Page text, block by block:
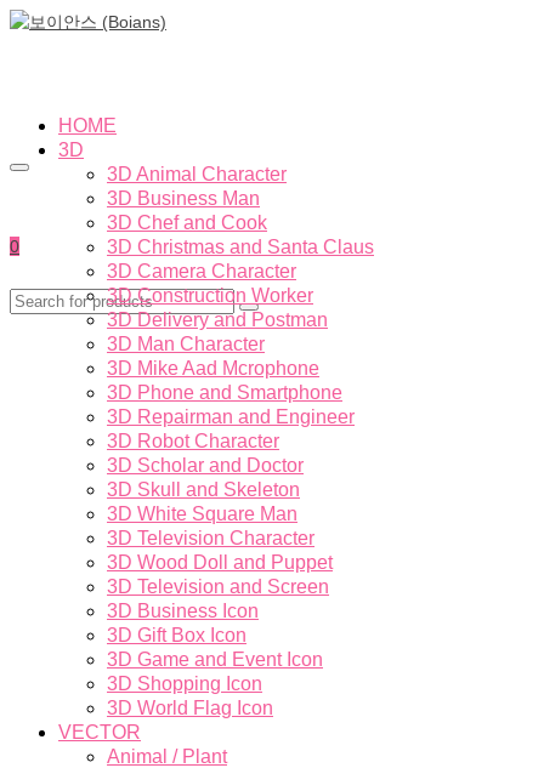
0
HOME
3D
3D Animal Character
3D Business Man
3D Chef and Cook
3D Christmas and Santa Claus
3D Camera Character
3D Construction Worker
3D Delivery and Postman
3D Man Character
3D Mike Aad Mcrophone
3D Phone and Smartphone
3D Repairman and Engineer
3D Robot Character
3D Scholar and Doctor
3D Skull and Skeleton
3D White Square Man
3D Television Character
3D Wood Doll and Puppet
3D Television and Screen
3D Business Icon
3D Gift Box Icon
3D Game and Event Icon
3D Shopping Icon
3D World Flag Icon
VECTOR
Animal / Plant